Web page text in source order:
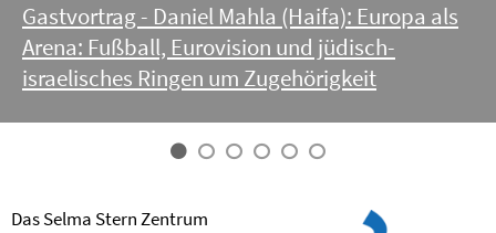
Gastvortrag - Daniel Mahla (Haifa): Europa als
Arena: Fußball, Eurovision und jüdisch-
israelisches Ringen um Zugehörigkeit
Das Selma Stern Zentrum